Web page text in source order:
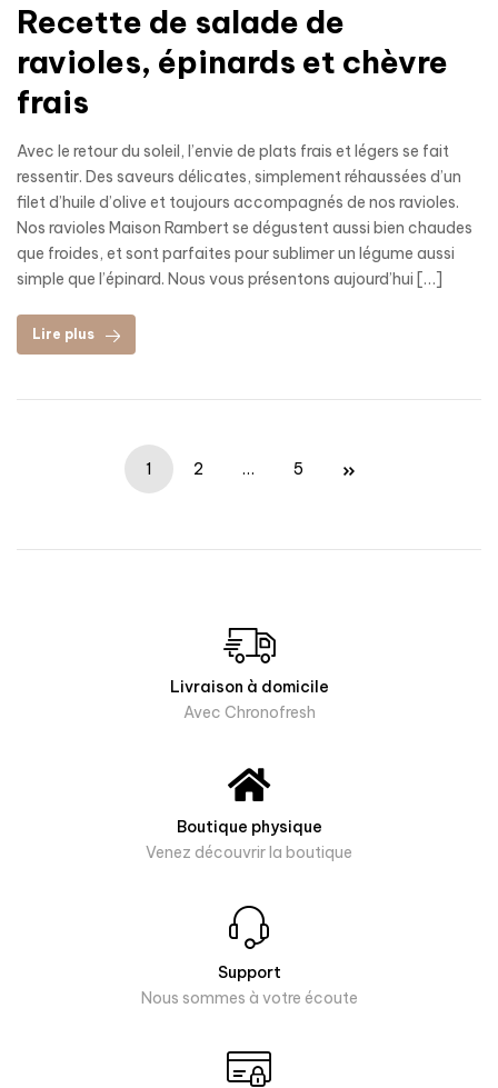
Recette de salade de
ravioles, épinards et chèvre
frais
Avec le retour du soleil, l’envie de plats frais et légers se fait
ressentir. Des saveurs délicates, simplement réhaussées d’un
filet d’huile d’olive et toujours accompagnés de nos ravioles.
Nos ravioles Maison Rambert se dégustent aussi bien chaudes
que froides, et sont parfaites pour sublimer un légume aussi
simple que l’épinard. Nous vous présentons aujourd’hui […]
Lire plus
1 2 … 5
Livraison à domicile
Avec Chronofresh
Boutique physique
Venez découvrir la boutique
Support
Nous sommes à votre écoute